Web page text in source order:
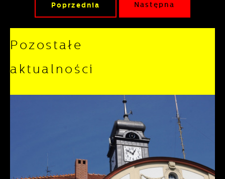
Poprzednia Następna
Pozostałe
aktualności